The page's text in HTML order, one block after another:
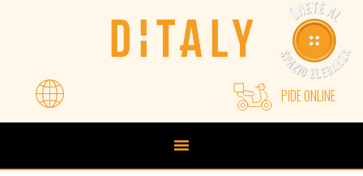
principal
PIDE ONLINE